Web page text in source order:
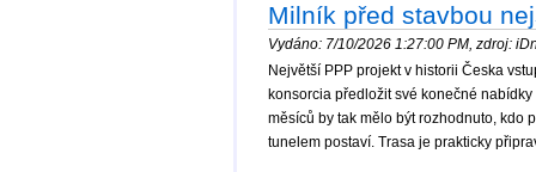
Milník před stavbou
Vydáno: 7/10/2026 1:27:00 PM, zdroj:
Největší PPP projekt v historii Česka
konsorcia předložit své konečné
měsíců by tak mělo být rozhodnuto, kdo
tunelem postaví. Trasa je prakticky